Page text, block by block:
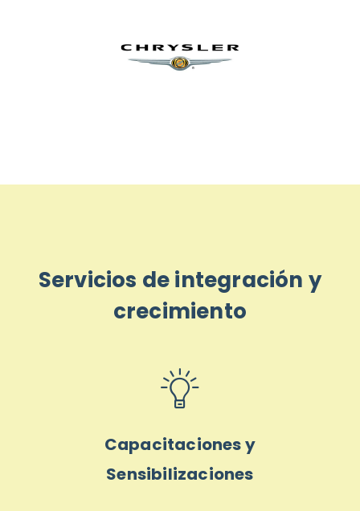
Servicios de integración y
crecimiento
Capacitaciones y
Sensibilizaciones